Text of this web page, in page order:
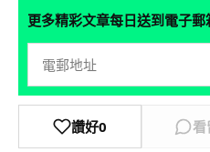
更多精彩文章每日送到電子郵
讚好0